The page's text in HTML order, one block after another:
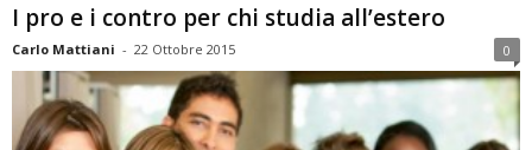
I pro e i contro per chi studia all’estero
Carlo Mattiani - 22 Ottobre 2015 0